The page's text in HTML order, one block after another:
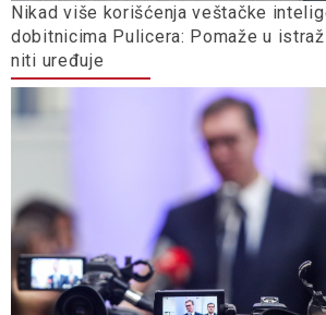
Nikad više korišćenja veštačke
dobitnicima Pulicera: Pomaže u
niti uređuje